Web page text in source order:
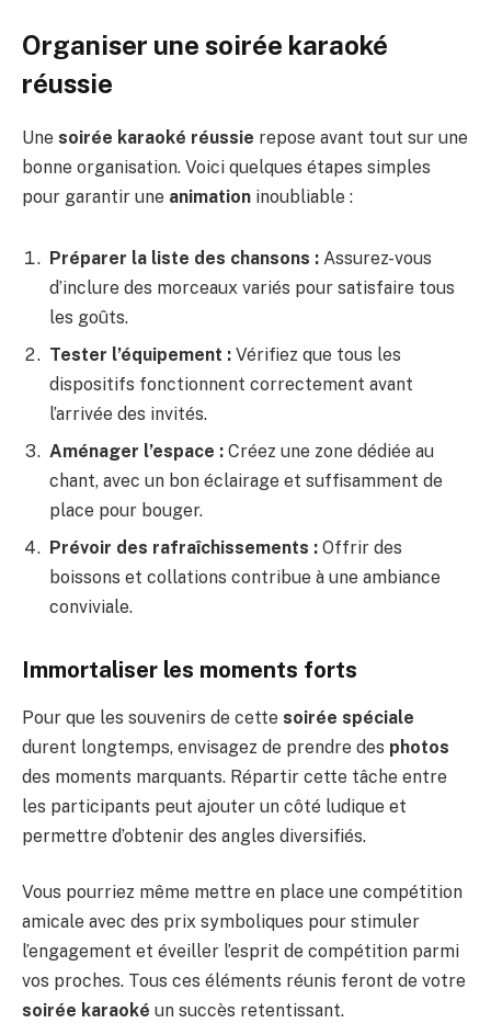
Organiser une soirée karaoké
réussie
Une soirée karaoké réussie repose avant tout sur une
bonne organisation. Voici quelques étapes simples
pour garantir une animation inoubliable :
Préparer la liste des chansons : Assurez-vous
d’inclure des morceaux variés pour satisfaire tous
les goûts.
Tester l’équipement : Vérifiez que tous les
dispositifs fonctionnent correctement avant
l’arrivée des invités.
Aménager l’espace : Créez une zone dédiée au
chant, avec un bon éclairage et suffisamment de
place pour bouger.
Prévoir des rafraîchissements : Offrir des
boissons et collations contribue à une ambiance
conviviale.
Immortaliser les moments forts
Pour que les souvenirs de cette soirée spéciale
durent longtemps, envisagez de prendre des photos
des moments marquants. Répartir cette tâche entre
les participants peut ajouter un côté ludique et
permettre d’obtenir des angles diversifiés.
Vous pourriez même mettre en place une compétition
amicale avec des prix symboliques pour stimuler
l’engagement et éveiller l’esprit de compétition parmi
vos proches. Tous ces éléments réunis feront de votre
soirée karaoké un succès retentissant.